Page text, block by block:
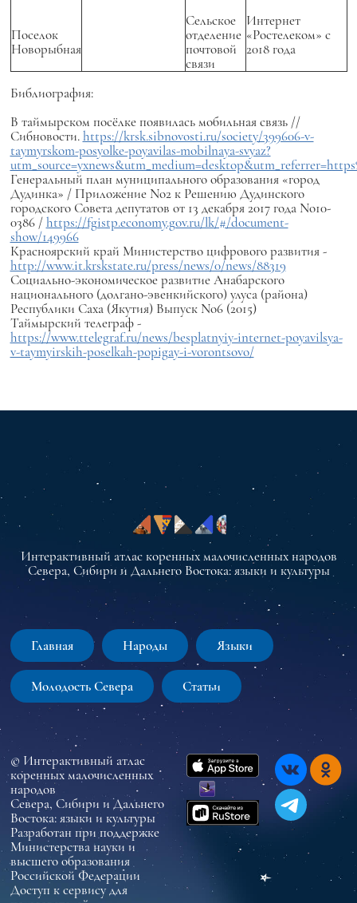
Поселок
Новорыбная
Сельское
отделение
почтовой
связи
Интернет
«Ростелеком» с
2018 года
Библиография:
В таймырском посёлке появилась мобильная связь //
Сибновости.https://krsk.sibnovosti.ru/society/399606-v-
taymyrskom-posyolke-poyavilas-mobilnaya-svyaz?
Генеральный план муниципального образования «город
Дудинка» / Приложение No2 к Решению Дудинского
городского Совета депутатов от 13 декабря 2017 года No10-
0386 /https://fgistp.economy.gov.ru/lk/#/document-
show/149966
Красноярский край Министерство цифрового развития -
http://www.it.krskstate.ru/press/news/0/news/88319
Социально-экономическое развитие Анабарского
национального (долгано-эвенкийского) улуса (района)
Республики Саха (Якутия) Выпуск No6 (2015)
Таймырский телеграф -
https://www.ttelegraf.ru/news/besplatnyiy-internet-poyavilsya-
v-taymyirskih-poselkah-popigay-i-vorontsovo/
Интерактивный атлас коренных малочисленных народов
Севера, Сибири и Дальнего Востока: языки и культуры
Главная Народы Языки
Молодость Севера Статьи
© Интерактивный атлас
коренных малочисленных
народов
Севера, Сибири и Дальнего
Востока: языки и культуры
Разработан при поддержке
Министерства науки и
высшего образования
Российской Федерации
Доступ к сервису для